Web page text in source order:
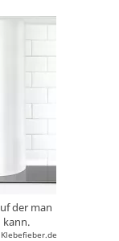
der man
kann.
Klebefieber.de